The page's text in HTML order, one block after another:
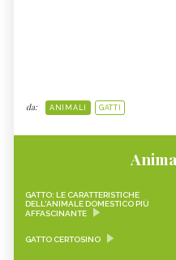
da: ANIMALI GATTI
GATTO: LE CARATTERISTICHE
DELL'ANIMALE DOMESTICO PIÙ
AFFASCINANTE
GATTO CERTOSINO